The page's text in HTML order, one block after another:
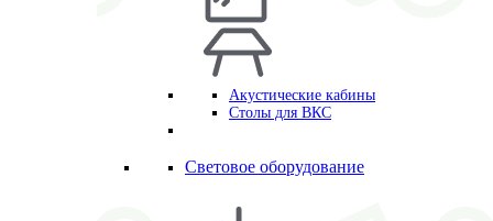
Акустические кабины
Столы для ВКС
Световое оборудование